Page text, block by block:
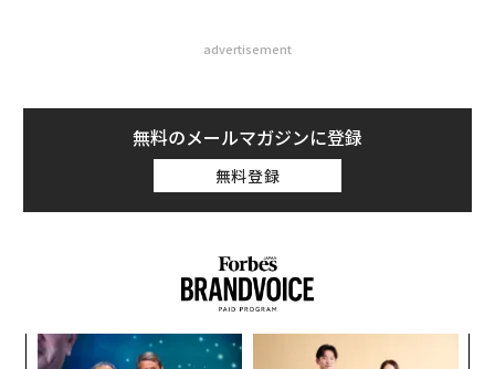
advertisement
無料のメールマガジンに登録
無料登録